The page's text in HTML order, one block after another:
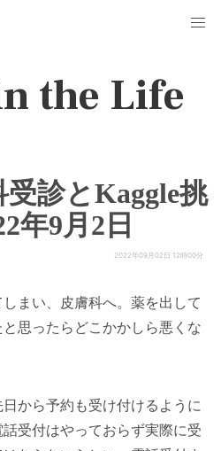
the Life
診とKaggle挑
年9月2日
2022年09月02日 12時00分
まい、皮膚科へ。薬を出して
思ったらどこかかしら悪くな
から予約も受け付けるように
受付はやっておらず実際に受